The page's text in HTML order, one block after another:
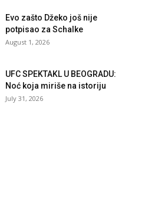
Evo zašto Džeko još nije
potpisao za Schalke
August 1, 2026
UFC SPEKTAKL U BEOGRADU:
Noć koja miriše na istoriju
July 31, 2026